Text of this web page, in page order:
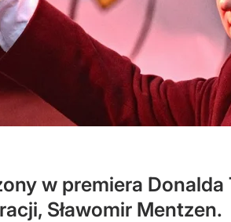
w premiera
Sławomir Mentzen.